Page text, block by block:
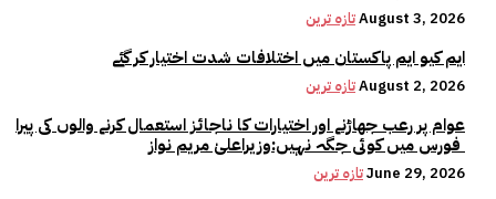
تازہ ترینAugust 3, 2026
ایم کیو ایم پاکستان میں اختلافات شدت اختیار کر گئے
تازہ ترینAugust 2, 2026
عوام پر رعب جھاڑنے اور اختیارات کا ناجائز استعمال کرنے والوں کی پیرا
تازہ ترینJune 29, 2026